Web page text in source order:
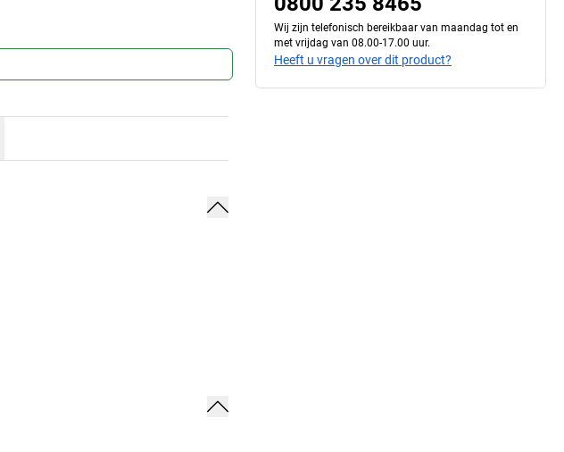
Wij zijn telefonisch bereikbaar van maandag tot en
met vrijdag van 08.00-17.00 uur.
Heeft u vragen over dit product?